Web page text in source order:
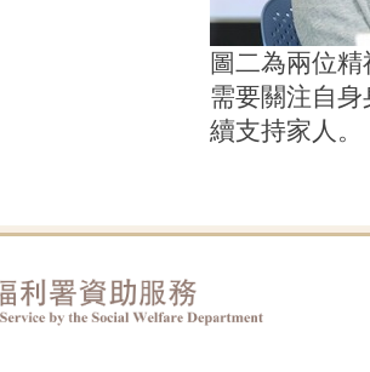
圖二為兩位
需要關注自
續支持家人。